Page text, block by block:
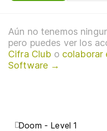
Aún no tenemos
pero puedes ver los
Cifra Club o colaborar
Software →
DDoom - Level 1